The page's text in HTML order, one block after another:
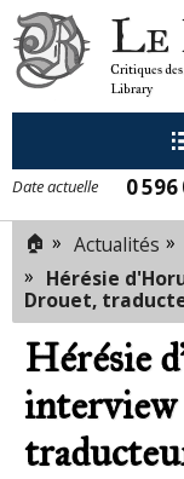
Le
Critiques
Library
Date actuelle 0 596
🏠 » Actualités »
» Hérésie
Drouet,
Hérésie